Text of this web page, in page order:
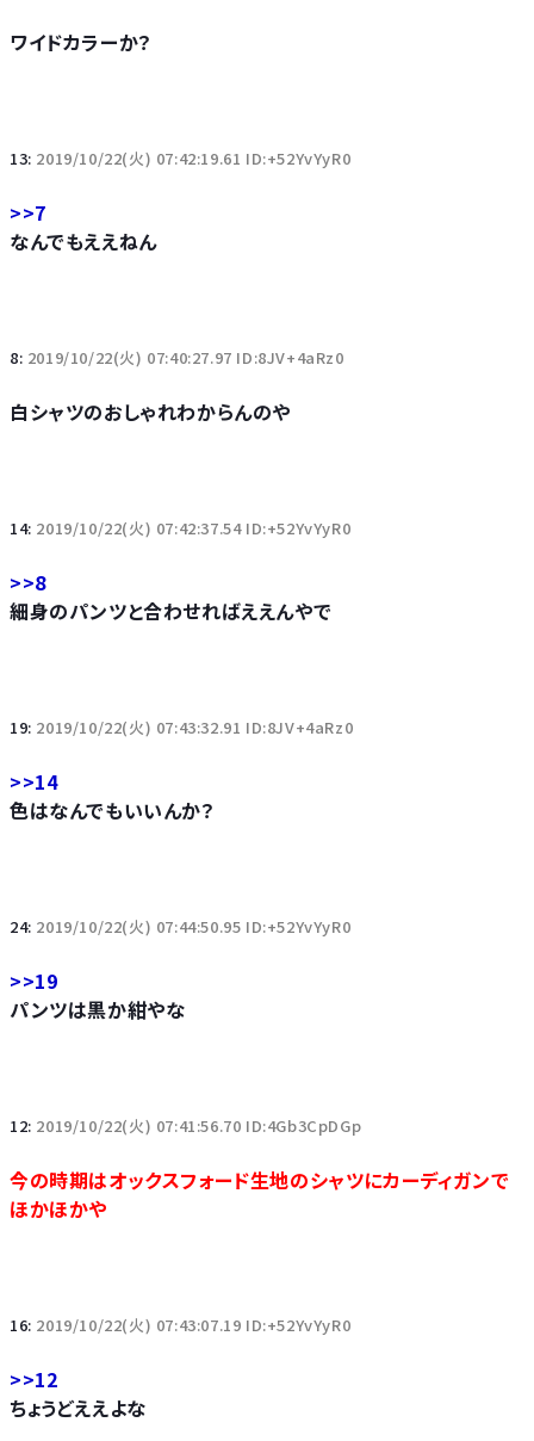
ワイドカラーか？
13: 2019/10/22(火) 07:42:19.61 ID:+52YvYyR0
>>7
なんでもええねん
8: 2019/10/22(火) 07:40:27.97 ID:8JV+4aRz0
白シャツのおしゃれわからんのや
14: 2019/10/22(火) 07:42:37.54 ID:+52YvYyR0
>>8
細身のパンツと合わせればええんやで
19: 2019/10/22(火) 07:43:32.91 ID:8JV+4aRz0
>>14
色はなんでもいいんか？
24: 2019/10/22(火) 07:44:50.95 ID:+52YvYyR0
>>19
パンツは黒か紺やな
12: 2019/10/22(火) 07:41:56.70 ID:4Gb3CpDGp
今の時期はオックスフォード生地のシャツにカーディガンで
ほかほかや
16: 2019/10/22(火) 07:43:07.19 ID:+52YvYyR0
>>12
ちょうどええよな